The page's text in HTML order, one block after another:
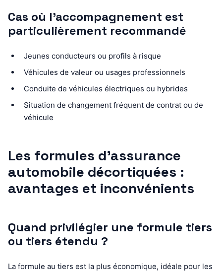
Cas où l’accompagnement est
particulièrement recommandé
Jeunes conducteurs ou profils à risque
Véhicules de valeur ou usages professionnels
Conduite de véhicules électriques ou hybrides
Situation de changement fréquent de contrat ou de
véhicule
Les formules d’assurance
automobile décortiquées :
avantages et inconvénients
Quand privilégier une formule tiers
ou tiers étendu ?
La formule au tiers est la plus économique, idéale pour les